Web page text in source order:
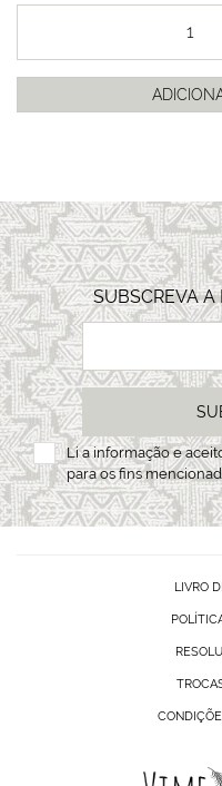
SUBSCREVA
Li ainformaçãoe
para os fins
LIVRO